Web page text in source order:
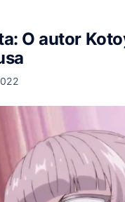
O autor